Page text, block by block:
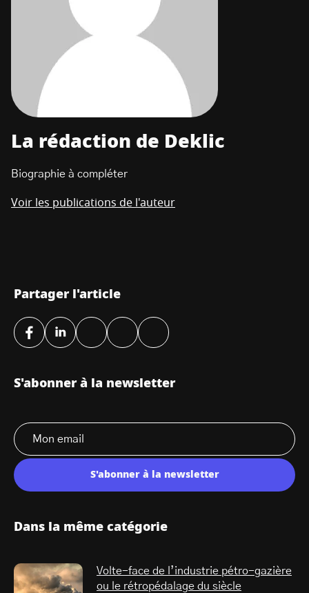
La rédaction de Deklic
Biographie à compléter
Voir les publications de l'auteur
Partager l'article
S'abonner à la newsletter
S'abonner à la newsletter
Dans la même catégorie
Volte-face de l’industrie pétro-gazière
ou le rétropédalage du siècle